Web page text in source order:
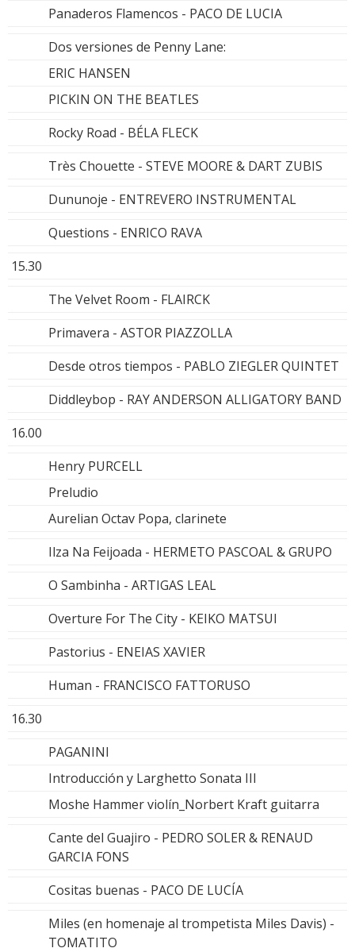
Panaderos Flamencos - PACO DE LUCIA
Dos versiones de Penny Lane:
ERIC HANSEN
PICKIN ON THE BEATLES
Rocky Road - BÉLA FLECK
Très Chouette - STEVE MOORE & DART ZUBIS
Dununoje - ENTREVERO INSTRUMENTAL
Questions - ENRICO RAVA
15.30
The Velvet Room - FLAIRCK
Primavera - ASTOR PIAZZOLLA
Desde otros tiempos - PABLO ZIEGLER QUINTET
Diddleybop - RAY ANDERSON ALLIGATORY BAND
16.00
Henry PURCELL
Preludio
Aurelian Octav Popa, clarinete
Ilza Na Feijoada - HERMETO PASCOAL & GRUPO
O Sambinha - ARTIGAS LEAL
Overture For The City - KEIKO MATSUI
Pastorius - ENEIAS XAVIER
Human - FRANCISCO FATTORUSO
16.30
PAGANINI
Introducción y Larghetto Sonata III
Moshe Hammer violín_Norbert Kraft guitarra
Cante del Guajiro - PEDRO SOLER & RENAUD
GARCIA FONS
Cositas buenas - PACO DE LUCÍA
Miles (en homenaje al trompetista Miles Davis) -
TOMATITO